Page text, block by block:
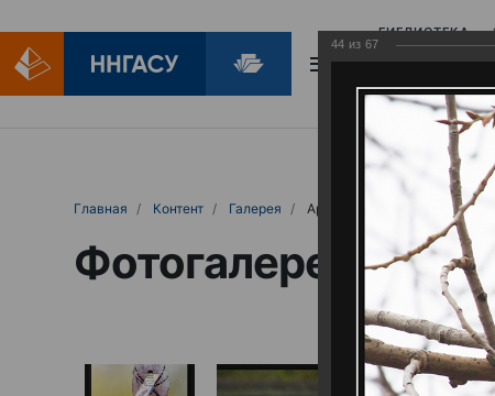
БИБЛИОТЕКА
Главная Контент Галерея Артемовские луга – жемчужина
Фотогалерея
44 из 67